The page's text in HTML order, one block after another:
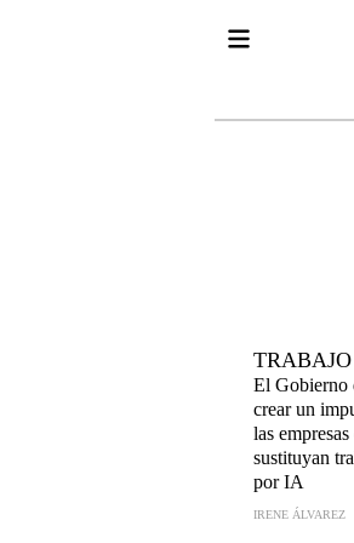
TRABAJO
El Gobierno
crear un
las empresas
sustituyan
por IA
IRENE ÁLVAREZ